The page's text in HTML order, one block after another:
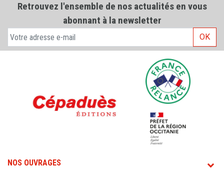
Retrouvez l'ensemble de nos actualités en vous
abonnant à la newsletter
OK
NOS OUVRAGES